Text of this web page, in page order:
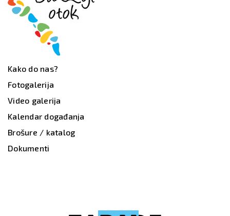
Kako do nas?
Fotogalerija
Video galerija
Kalendar događanja
Brošure / katalog
Dokumenti